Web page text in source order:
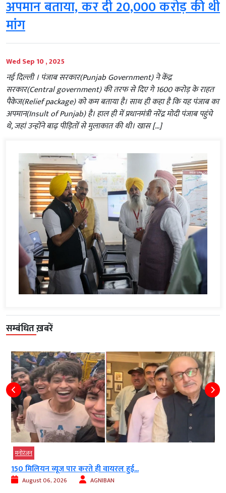
अपमान बताया, कर दी 20,000 करोड़ की थी
मांग
Wed Sep 10 , 2025
नई दिल्‍ली । पंजाब सरकार(Punjab Government) ने केंद्र
सरकार(Central government) की तरफ से दिए गे 1600 करोड़ के राहत
पैकेज(Relief package) को कम बताया है। साथ ही कहा है कि यह पंजाब का
अपमान(Insult of Punjab) है। हाल ही में प्रधानमंत्री नरेंद्र मोदी पंजाब पहुंचे
थे, जहां उन्होंने बाढ़ पीड़ितों से मुलाकात की थी। खास […]
सम्बंधित ख़बरें
मनोरंजन
150 मिलियन व्यूज पार करते ही वायरल हुई...
August 06, 2026 AGNIBAN